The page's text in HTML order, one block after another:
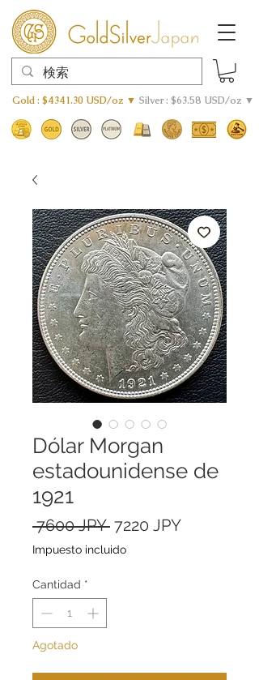
Gold : $4341.30 USD/oz ▼ Silver : $63.58 USD/oz ▼
Dólar Morgan
estadounidense de
1921
7600 JPY Precio
7220 JPYPrecio
Impuesto incluido
Cantidad *
Agotado